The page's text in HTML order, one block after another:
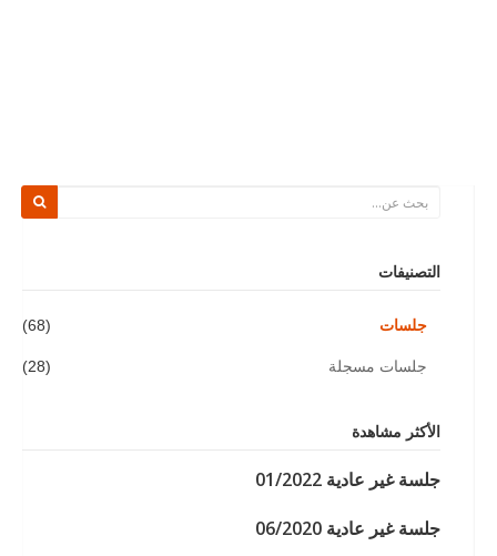
التصنيفات
جلسات (68)
جلسات مسجلة (28)
الأكثر مشاهدة
جلسة غير عادية 01/2022
جلسة غير عادية 06/2020